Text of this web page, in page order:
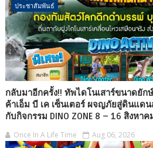
ประชาสัมพันธ์
กลับมาอีกครั้ง!! ทัพไดโนเสาร์ขนาดยัก
ค้าเอ็ม บี เค เซ็นเตอร์ ผจญภัยสู่ดินแด
กับกิจกรรม DINO ZONE 8 – 16 สิงหา
Once In A Life Time Aug 06, 2026